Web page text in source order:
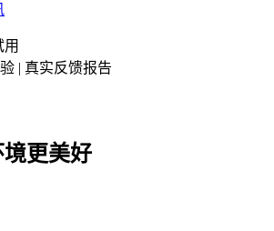
| 真实反馈报告
更美好